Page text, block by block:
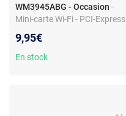
WM3945ABG - Occasion -
Mini-carte Wi-Fi - PCI-Express
portables Dell
9,95€
En stock